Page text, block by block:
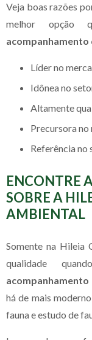
Veja boas razões
melhor opção
acompanhamento
líder no
idônea no
altamente
precursora
referência no
ENCONTRE
SOBRE A
AMBIENTAL
Somente na Hileia
qualidade
há de mais
fauna e estudo de